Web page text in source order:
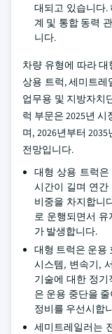
대되고 있습니다.
계 및 통합 동력
니다.
차량 유형에 따라
상용 트럭, 세미트레
업무용 및 지방자치
럭 부문은 2025년 시
며, 2026년부터
전망입니다.
대형 상용 트럭
시간이 길며 연간
비중을 차지합니
로 운행되면서
가 발생합니다.
대형 트럭은 운용
시스템, 변속기,
기술에 대한 정
은 운용 중단을
정비를 우선시합
세미트레일러는